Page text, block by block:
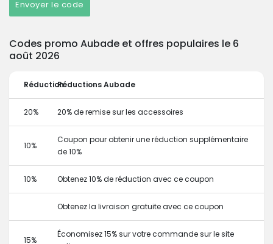
Envoyer le code
Codes promo Aubade et offres populaires le 6
août 2026
RéductionRéductions Aubade
20% 20% de remise sur les accessoires
10%
Coupon pour obtenir une réduction supplémentaire
de 10%
10% Obtenez 10% de réduction avec ce coupon
Obtenez la livraison gratuite avec ce coupon
15%
Économisez 15% sur votre commande sur le site